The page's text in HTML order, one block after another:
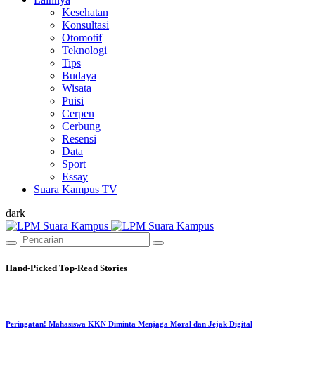
Kesehatan
Konsultasi
Otomotif
Teknologi
Tips
Budaya
Wisata
Puisi
Cerpen
Cerbung
Resensi
Data
Sport
Essay
Suara Kampus TV
dark
Hand-Picked Top-Read Stories
Peringatan! Mahasiswa KKN Diminta Menjaga Moral dan Jejak Digital